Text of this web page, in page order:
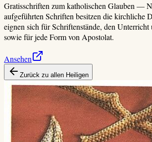
Gratisschriften zum katholischen Glauben —
aufgeführten Schriften besitzen die kirchliche
eignen sich für Schriftenstände, den Unterricht
sowie für jede Form von Apostolat.
Ansehen
Zurück zu allen Heiligen